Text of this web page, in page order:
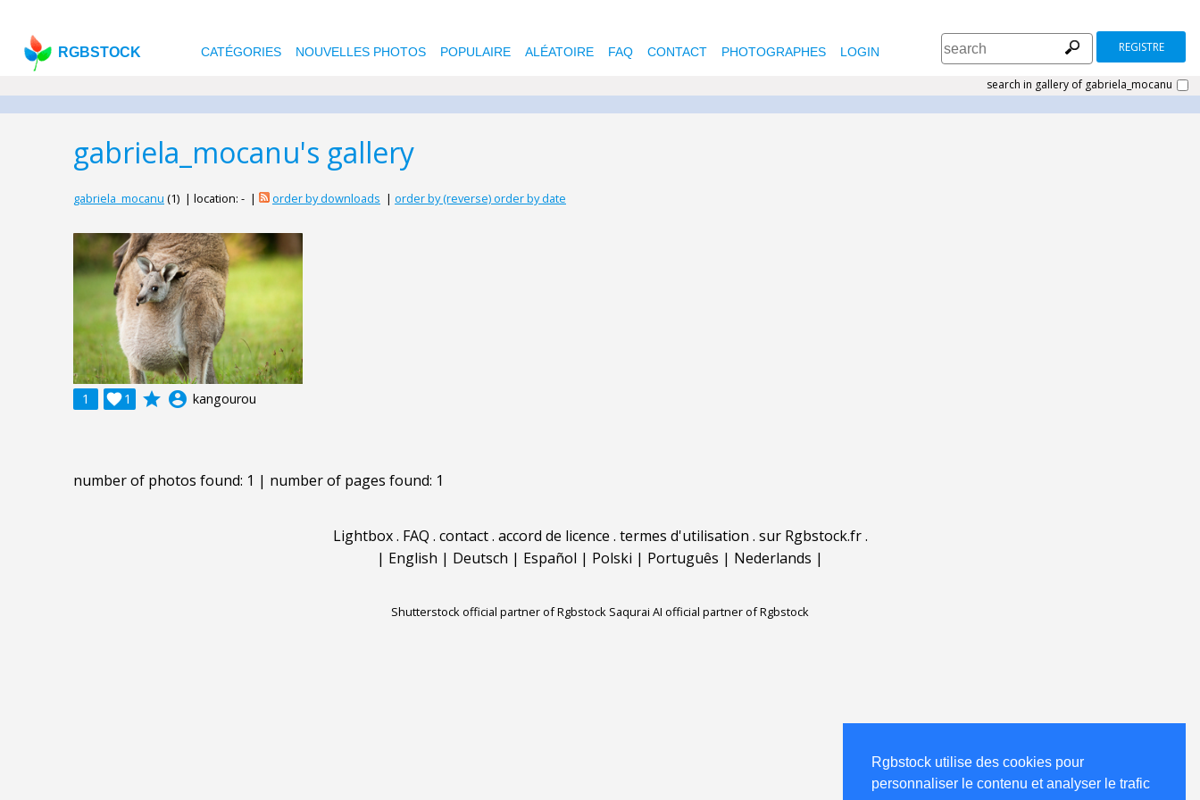
Rgbstock utilise des cookies pour
personnaliser le contenu et analyser le trafic
RGBSTOCK CATÉGORIES NOUVELLES PHOTOS POPULAIRE ALÉATOIRE FAQ CONTACT PHOTOGRAPHES LOGIN REGISTRE
search in gallery of gabriela_mocanu
gabriela_mocanu's gallery
gabriela_mocanu (1) | location: - | order by downloads | order by (reverse) order by date
1 1
 grade account_circle kangourou
number of photos found: 1 | number of pages found: 1
Lightbox. FAQ . contact. accord de licence . termes d'utilisation . sur Rgbstock.fr.
| English | Deutsch | Español | Polski | Português | Nederlands |
Shutterstock official partner of Rgbstock Saqurai AI official partner of Rgbstock